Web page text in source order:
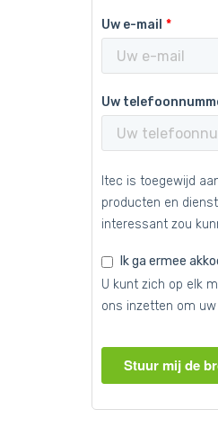
Uw e-mail
Uw
Itec is toegewijd
producten en
interessant zou
Ik ga ermee
U kunt zich op elk
ons inzetten om
Stuur mij de